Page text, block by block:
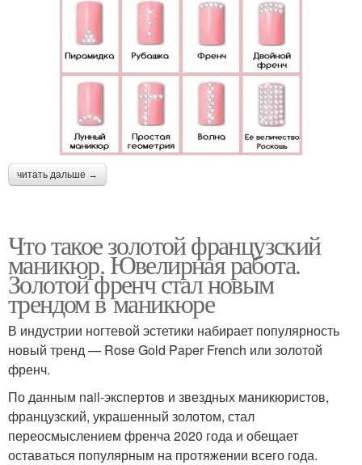
читать дальше →
Что такое золотой французский
маникюр. Ювелирная работа.
Золотой френч стал новым
трендом в маникюре
В индустрии ногтевой эстетики набирает популярность
новый тренд — Rose Gold Paper French или золотой
френч.
По данным nail-экспертов и звездных маникюристов,
французский, украшенный золотом, стал
переосмыслением френча 2020 года и обещает
оставаться популярным на протяжении всего года.